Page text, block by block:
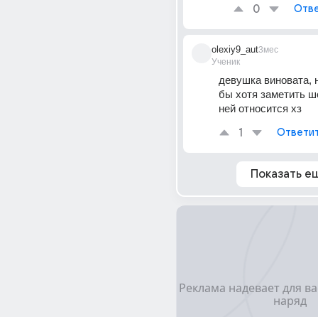
0
olexiy9_aut
Ученик
3мес
девушка виновата,
бы хотя заметить
ней относится хз
1
Показать